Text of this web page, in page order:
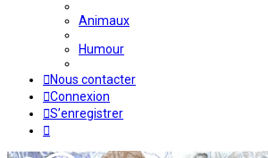
Animaux
Humour
Nous contacter
Connexion
S’enregistrer